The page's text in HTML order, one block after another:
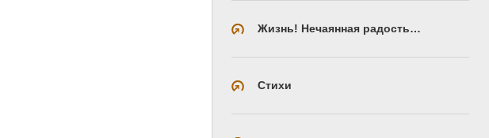
Жизнь! Нечаянная радость…
Стихи